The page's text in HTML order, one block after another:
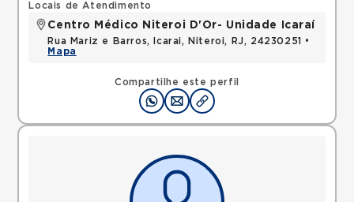
Compartilhe este perfil
Locais de Atendimento
Centro Médico Niteroi D'Or- Unidade Icaraí
Rua Mariz e Barros, Icarai, Niteroi, RJ, 24230251 •
Mapa